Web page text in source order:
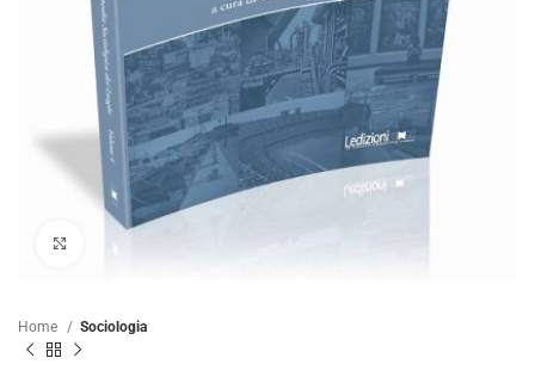
Home Sociologia